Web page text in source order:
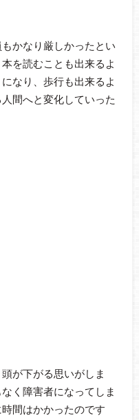
かなり厳しかったとい
を読むことも出来るよ
なり、歩行も出来るよ
間へと変化していった
が下がる思いがしま
く障害者になってしま
間はかかったのです